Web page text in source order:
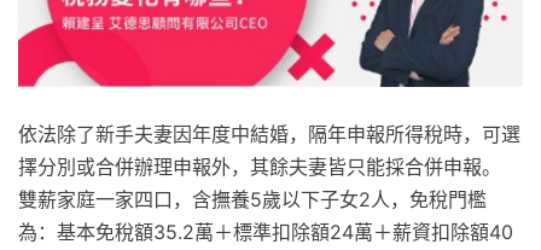
依法除了新手夫妻因年度中結婚，隔年申報所得稅時，可選
擇分別或合併辦理申報外，其餘夫妻皆只能採合併申報。
雙薪家庭一家四口，含撫養5歲以下子女2人，免稅門檻
為：基本免稅額35.2萬＋標準扣除額24萬＋薪資扣除額40